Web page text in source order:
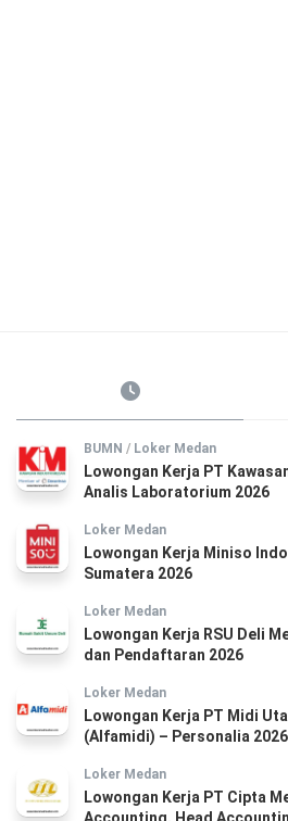
BUMN / Loker Medan
Lowongan Kerja PT
Analis Laboratorium 2026
Loker Medan
Lowongan Kerja Miniso
Sumatera 2026
Loker Medan
Lowongan Kerja RSU Deli
dan Pendaftaran 2026
Loker Medan
Lowongan Kerja PT Midi
(Alfamidi) – Personalia 2026
Loker Medan
Lowongan Kerja PT Cipta